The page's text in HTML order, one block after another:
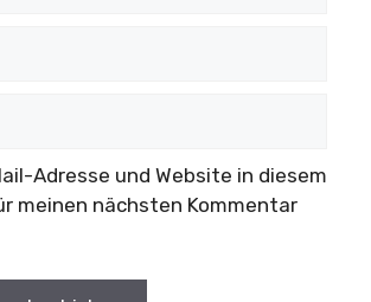
Adresse und Website in diesem
meinen nächsten Kommentar